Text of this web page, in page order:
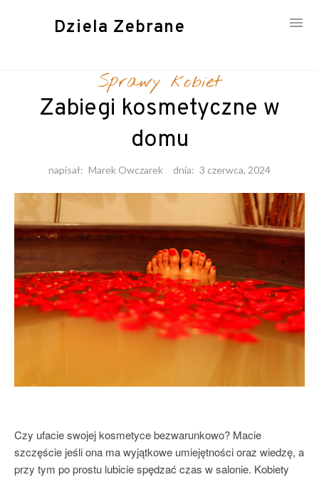
Dziela Zebrane
Sprawy kobiet
Zabiegi kosmetyczne w
domu
napisał: Marek Owczarek dnia: 3 czerwca, 2024
Czy ufacie swojej kosmetyce bezwarunkowo? Macie
szczęście jeśli ona ma wyjątkowe umiejętności oraz wiedzę, a
przy tym po prostu lubicie spędzać czas w salonie. Kobiety